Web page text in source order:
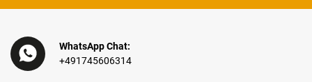
WhatsApp Chat:
+491745606314